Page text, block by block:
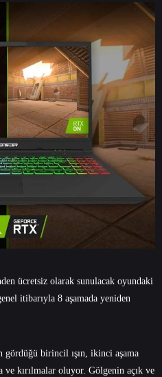
ücretsiz olarak sunulacak oyundaki
itibarıyla 8 aşamada yeniden
gördüğü birincil ışın, ikinci aşama
ve kırılmalar oluyor. Gölgenin açık ve